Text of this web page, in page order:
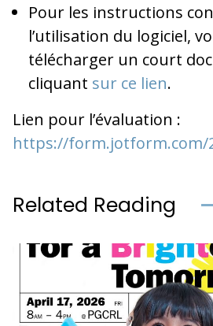
Pour les instructions
l’utilisation du logiciel,
télécharger un court
cliquant sur ce lien.
Lien pour l’évaluation :
https://form.jotform.com/
Related Reading